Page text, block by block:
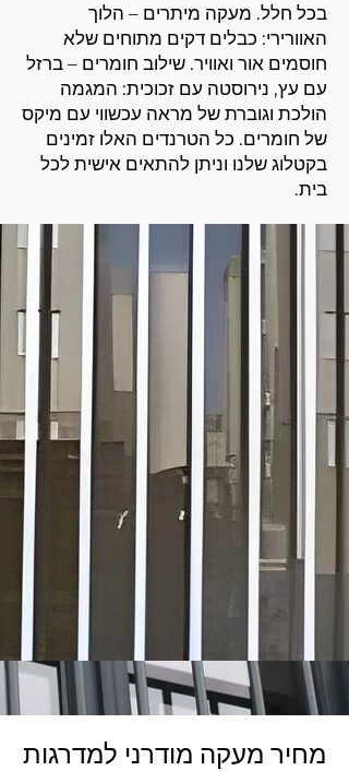
בכל חלל. מעקה מיתרים – הלוך
האוורירי: כבלים דקים מתוחים שלא
חוסמים אור ואוויר. שילוב חומרים – ברזל
עם עץ, נירוסטה עם זכוכית: המגמה
הולכת וגוברת של מראה עכשווי עם מיקס
של חומרים. כל הטרנדים האלו זמינים
בקטלוג שלנו וניתן להתאים אישית לכל
בית.
מחיר מעקה מודרני למדרגות